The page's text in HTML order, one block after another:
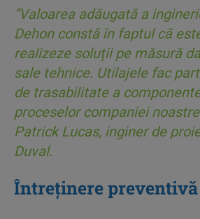
“Valoarea adăugată a
Dehon constă în faptul că
realizeze soluții pe măsură
sale tehnice. Utilajele fac
de trasabilitate a
proceselor companiei
Patrick Lucas, inginer de
Duval. ​
Întreținere preventivă